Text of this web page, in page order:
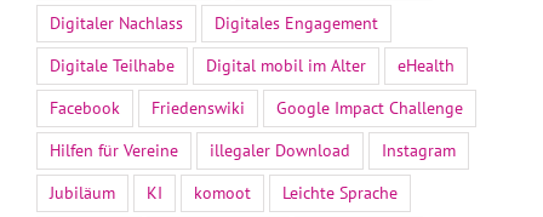
Digitaler Nachlass
Digitales Engagement
Digitale Teilhabe
Digital mobil im Alter
eHealth
Facebook
Friedenswiki
Google Impact Challenge
Hilfen für Vereine
illegaler Download
Instagram
Jubiläum
KI komoot
Leichte Sprache